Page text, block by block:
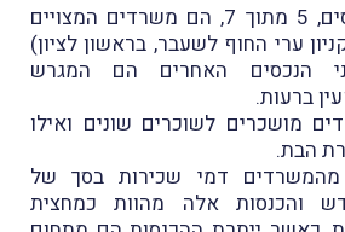
כאמור, מרבית הנכסים, 5 מתוך 7, הם משרדים המצויים
ערי החוף לשעבר, בראשון לציון)
הנכסים האחרים הם המגרש
ברעות.
מושכרים לשוכרים שונים ואילו
הבת.
דמי שכירות בסך של
₪ בחודש והכנסות אלה מהוות כמחצית